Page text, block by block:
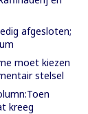
afgesloten;
moet kiezen
stelsel
kreeg